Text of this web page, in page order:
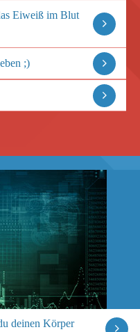
Eiweiß im Blut
;)
deinen Körper